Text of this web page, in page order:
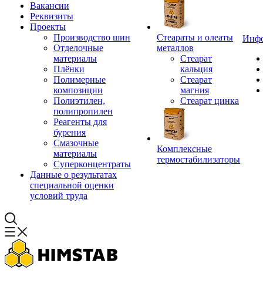
Вакансии
Реквизиты
Проекты
Производство шин
Отделочные
материалы
Плёнки
Полимерные
композиции
Полиэтилен,
полипропилен
Реагенты для
бурения
Смазочные
материалы
Суперконцентраты
Данные о результатах
специальной оценки
условий труда
Стеараты и олеаты
металлов
Стеарат
кальция
Стеарат
магния
Стеарат цинка
Комплексные
термостабилизаторы